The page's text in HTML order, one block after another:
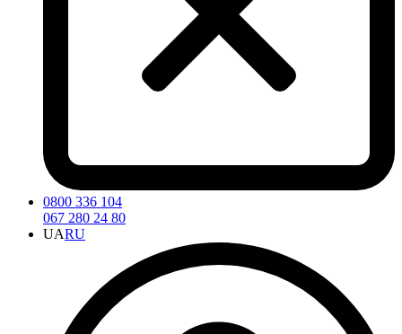
0800 336 104
067 280 24 80
UARU